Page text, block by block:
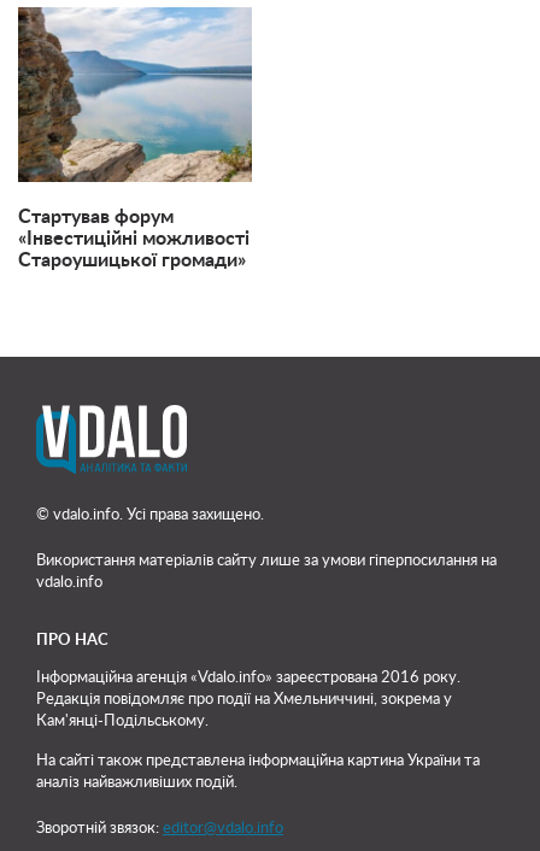
Стартував форум
«Інвестиційні можливості
Староушицької громади»
© vdalo.info. Усі права захищено.
Використання матеріалів сайту лише за умови гіперпосилання на
vdalo.info
ПРО НАС
Інформаційна агенція «Vdalo.info» зареєстрована 2016 року.
Редакція повідомляє про події на Хмельниччині, зокрема у
Кам'янці-Подільському.
На сайті також представлена інформаційна картина України та
аналіз найважливіших подій.
Зворотній звязок: editor@vdalo.info